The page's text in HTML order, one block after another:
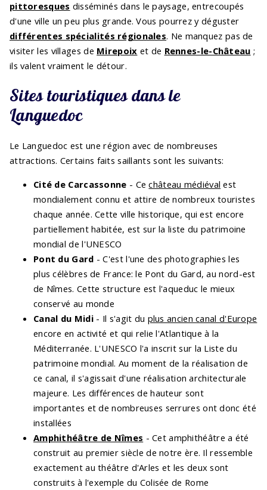
pittoresques disséminés dans le paysage, entrecoupés
d'une ville un peu plus grande. Vous pourrez y déguster
différentes spécialités régionales. Ne manquez pas de
visiter les villages de Mirepoix et de Rennes-le-Château ;
ils valent vraiment le détour.
Sites touristiques dans le
Languedoc
Le Languedoc est une région avec de nombreuses
attractions. Certains faits saillants sont les suivants:
Cité de Carcassonne - Cechâteau médiéval est
mondialement connu et attire de nombreux touristes
chaque année. Cette ville historique, qui est encore
partiellement habitée, est sur la liste du patrimoine
mondial de l'UNESCO
Pont du Gard - C'est l'une des photographies les
plus célèbres de France: le Pont du Gard, au nord-est
de Nîmes. Cette structure est l'aqueduc le mieux
conservé au monde
Canal du Midi- Il s'agit du plus ancien canal d'Europe
encore en activité et qui relie l'Atlantique à la
Méditerranée. L'UNESCO l'a inscrit sur la Liste du
patrimoine mondial. Au moment de la réalisation de
ce canal, il s'agissait d'une réalisation architecturale
majeure. Les différences de hauteur sont
importantes et de nombreuses serrures ont donc été
installées
Amphithéâtre de Nîmes - Cet amphithéâtre a été
construit au premier siècle de notre ère. Il ressemble
exactement au théâtre d'Arles et les deux sont
construits à l'exemple du Colisée de Rome